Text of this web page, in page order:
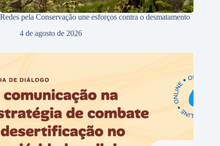
Redes pela Conservação une esforços contra o desmatamento
4 de agosto de 2026